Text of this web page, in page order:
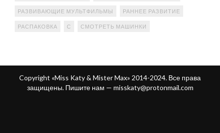
РАЗВИВАЮЩИЕ МУЛЬТФИЛЬМЫ РАННЕЕ РАЗВИТИЕ
РАСПАКОВКА С СМОТРЕТЬ МАШИНКИ
Copyright «Miss Katy & Mister Max» 2014-2024. Все права
защищены. Пишите нам — misskaty@protonmail.com